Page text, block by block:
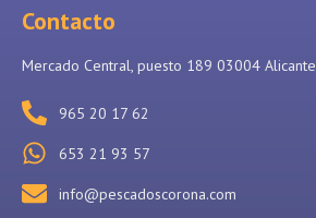
Contacto
Mercado Central, puesto 189 03004 Alicante
965 20 17 62
653 21 93 57
info@pescadoscorona.com